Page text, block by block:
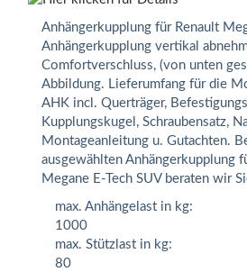
Anhängerkupplung für Renault
Anhängerkupplung vertikal
Comfortverschluss, (von unten
Abbildung. Lieferumfang für die
AHK incl. Querträger,
Kupplungskugel, Schraubensatz,
Montageanleitung u. Gutachten.
ausgewählten Anhängerkupplung
Megane E-Tech SUV beraten wir
max. Anhängelast in kg:
1000
max. Stützlast in kg:
80